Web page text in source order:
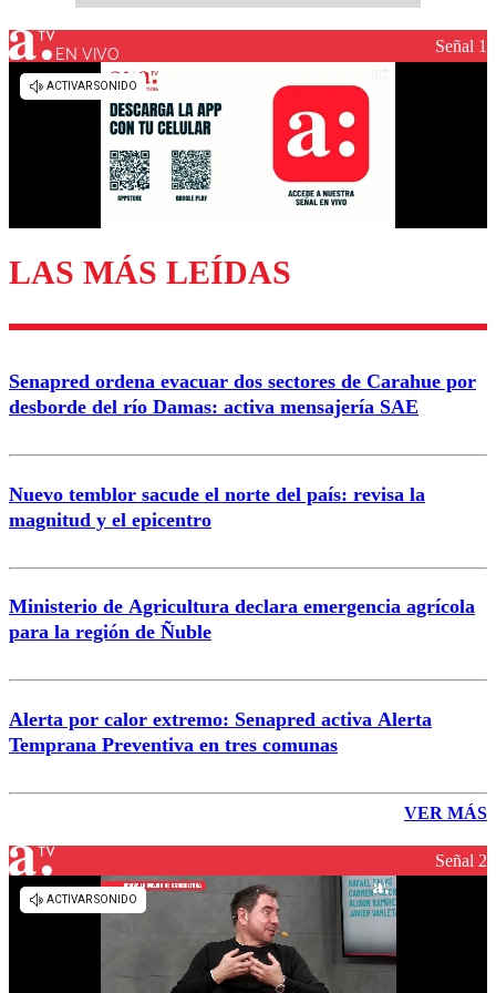
EN VIVO Señal 1
LAS MÁS LEÍDAS
Senapred ordena evacuar dos sectores de Carahue por
desborde del río Damas: activa mensajería SAE
Nuevo temblor sacude el norte del país: revisa la
magnitud y el epicentro
Ministerio de Agricultura declara emergencia agrícola
para la región de Ñuble
Alerta por calor extremo: Senapred activa Alerta
Temprana Preventiva en tres comunas
VER MÁS
Señal 2